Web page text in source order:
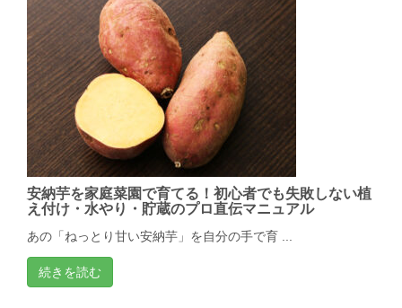
安納芋を家庭菜園で育てる！初心者でも失敗しない植
え付け・水やり・貯蔵のプロ直伝マニュアル
あの「ねっとり甘い安納芋」を自分の手で育 ...
続きを読む